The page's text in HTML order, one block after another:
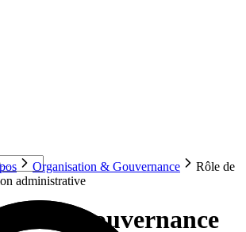
Organisation & Gouvernance
Rôle de
administrative
& Gouvernance